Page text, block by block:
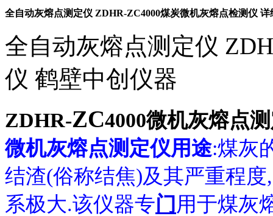
全自动灰熔点测定仪 ZDHR-ZC4000煤炭微机灰熔点检测仪 详
全自动灰熔点测定仪
仪 鹤壁中创仪器
ZDHR-ZC4000微机灰熔点
微机灰熔点测定仪用途:煤灰
结渣(俗称结焦)及其严重程
系极大.该仪器专门 用于煤灰